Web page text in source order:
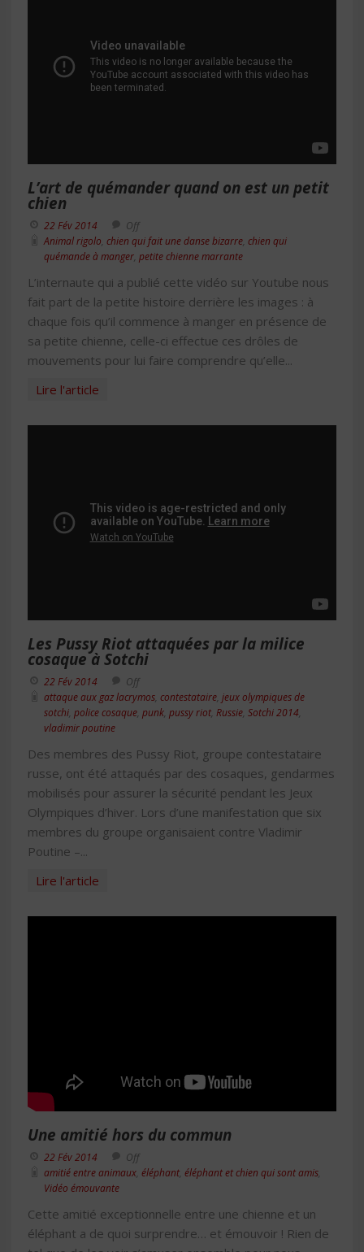
L’art de quémander quand on est un petit
chien
22 Fév 2014
Off
Animal rigolo chien qui fait une danse bizarre chien qui
quémande à manger petite chienne marrante
L’internaute qui a publié cette vidéo sur Youtube nous
fait part de la petite histoire derrière les images : à
chaque fois qu’il commence à manger en présence de
sa petite chienne, celle-ci effectue ces drôles de
mouvements pour lui faire comprendre qu’elle...
Lire l'article
Les Pussy Riot attaquées par la milice
cosaque à Sotchi
22 Fév 2014
Off
attaque aux gaz lacrymos contestataire jeux olympiques de
sotchi police cosaque punk pussy riot Russie Sotchi 2014
vladimir poutine
Des membres des Pussy Riot, groupe contestataire
russe, ont été attaqués par des cosaques, gendarmes
mobilisés pour assurer la sécurité pendant les Jeux
Olympiques d’hiver. Lors d’une manifestation que six
membres du groupe organisaient contre Vladimir
Poutine –...
Lire l'article
Une amitié hors du commun
22 Fév 2014
Off
amitié entre animaux éléphant éléphant et chien qui sont amis
Vidéo émouvante
Cette amitié exceptionnelle entre une chienne et un
éléphant a de quoi surprendre… et émouvoir ! Rien de